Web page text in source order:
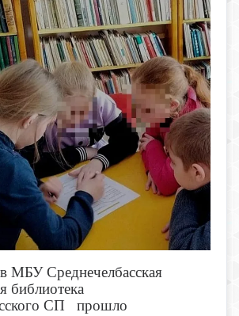
МБУ Среднечелбасская
библиотека
СП прошло